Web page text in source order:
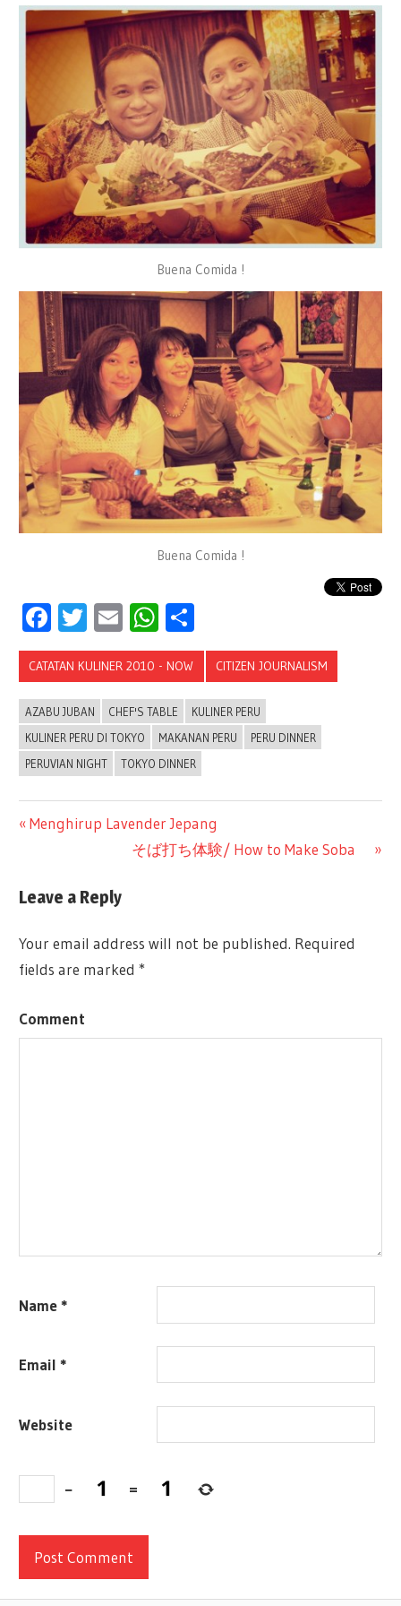
Buena Comida !
Buena Comida !
Facebook
Twitter
EmailWhatsApp
CATATAN KULINER 2010 - NOW CITIZEN JOURNALISM
AZABU JUBAN CHEF'S TABLE
KULINER PERU
KULINER PERU DI TOKYO
MAKANAN PERU
PERU DINNER
PERUVIAN NIGHT
TOKYO DINNER
navigation
Previous
Menghirup Lavender Jepang
Next
そば打ち体験/ How to Make Soba
Leave a Reply
Your email address will not be published. Required
fields are marked*
Comment
Name *
Email *
Website
− =